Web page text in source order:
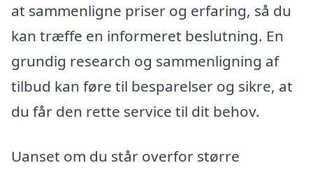
at sammenligne priser og erfaring, så du
kan træffe en informeret beslutning. En
grundig research og sammenligning af
tilbud kan føre til besparelser og sikre, at
du får den rette service til dit behov.
Uanset om du står overfor større